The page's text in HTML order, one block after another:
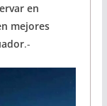
en
mejores
.-